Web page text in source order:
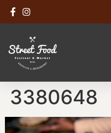
3380648